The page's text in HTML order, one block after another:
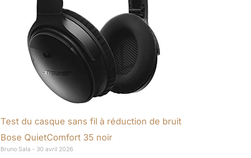
Test du casque sans fil à réduction de bruit
Bose QuietComfort 35 noir
Bruno Sala 30 avril 2026